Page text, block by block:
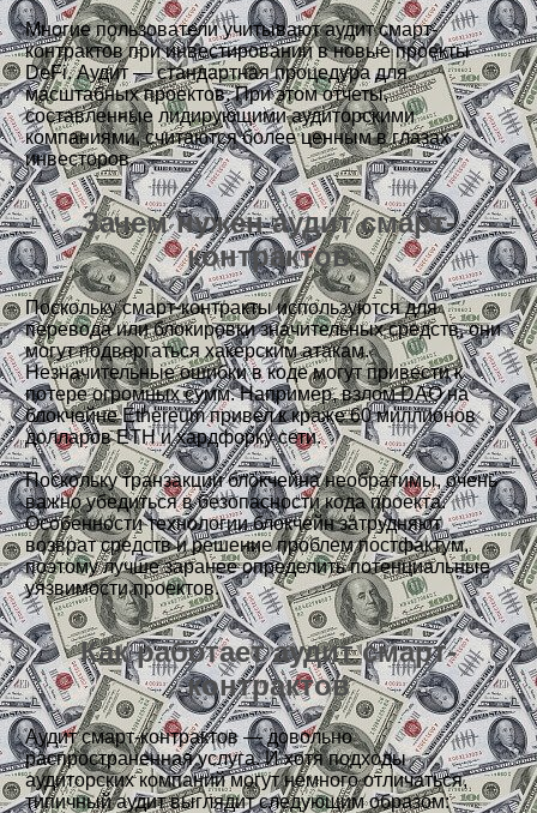
Многие пользователи учитывают аудит смарт-
контрактов при инвестировании в новые проекты
DeFi. Аудит — стандартная процедура для
масштабных проектов. При этом отчеты,
составленные лидирующими аудиторскими
компаниями, считаются более ценным в глазах
инвесторов.
Зачем нужен аудит смарт-
контрактов
Поскольку смарт-контракты используются для
перевода или блокировки значительных средств, они
могут подвергаться хакерским атакам.
Незначительные ошибки в коде могут привести к
потере огромных сумм. Например, взлом DAO на
блокчейне Ethereum привел к краже 60 миллионов
долларов ETH и хардфорку сети.
Поскольку транзакции блокчейна необратимы, очень
важно убедиться в безопасности кода проекта.
Особенности технологии блокчейн затрудняют
возврат средств и решение проблем постфактум,
поэтому лучше заранее определить потенциальные
уязвимости проектов.
Как работает аудит смарт-
контрактов
Аудит смарт-контрактов — довольно
распространенная услуга. И хотя подходы
аудиторских компаний могут немного отличаться,
типичный аудит выглядит следующим образом: